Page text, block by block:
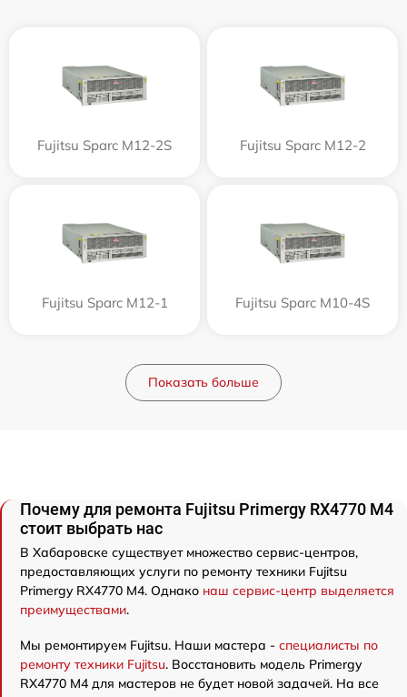
Fujitsu Sparc M12-2S Fujitsu Sparc M12-2
Fujitsu Sparc M12-1 Fujitsu Sparc M10-4S
Показать больше
Почему для ремонта Fujitsu Primergy RX4770 M4
стоит выбрать нас
В Хабаровске существует множество сервис-центров,
предоставляющих услуги по ремонту техники Fujitsu
Primergy RX4770 M4. Однако наш сервис-центр выделяется
преимуществами.
Мы ремонтируем Fujitsu. Наши мастера - специалисты по
ремонту техники Fujitsu. Восстановить модель Primergy
RX4770 M4 для мастеров не будет новой задачей. На все